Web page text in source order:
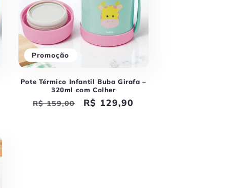
Promoção
Pote Térmico Infantil Buba Girafa –
320ml com Colher
Preço
R$ 159,00
Preço
R$ 129,90